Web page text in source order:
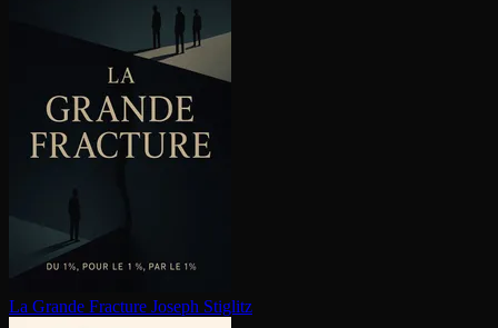
La Grande Fracture Joseph Stiglitz